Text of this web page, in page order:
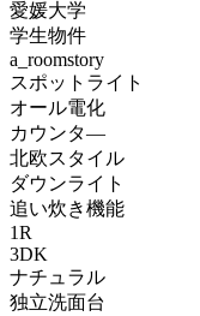
愛媛大学
学生物件
a_roomstory
スポットライト
オール電化
カウンタ―
北欧スタイル
ダウンライト
追い炊き機能
1R
3DK
ナチュラル
独立洗面台